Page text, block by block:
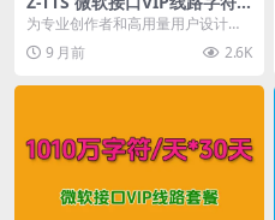
套餐
为专业创作者和高用量用户设计，
轻松突破每日字符限制，释放您的
全部创作潜能。 一、...
9 月前 2.6K